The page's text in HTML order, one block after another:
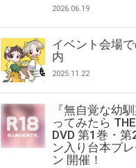
2026.06.19
イベント会場
内
2025.11.22
『無自覚な幼
ってみたら THE
DVD 第1巻・
ン入り台本プ
ン 開催！